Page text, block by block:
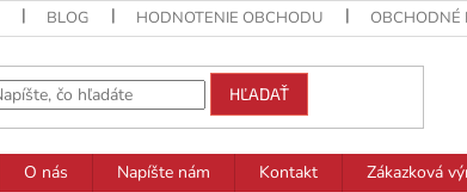
BLOG HODNOTENIE OBCHODU OBCHODNÉ
HĽADAŤ
O nás Napíšte nám Kontakt
Zákazková